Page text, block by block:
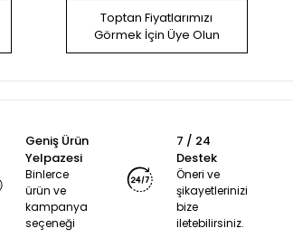
Toptan Fiyatlarımızı
Görmek İçin Üye Olun
Geniş Ürün
Yelpazesi
Binlerce
ürün ve
kampanya
seçeneği
7 / 24
Destek
Öneri ve
şikayetlerinizi
bize
iletebilirsiniz.